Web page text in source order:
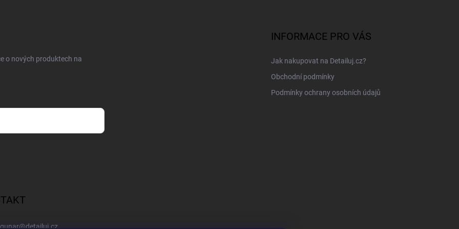
o nových produktech na
INFORMACE PRO VÁS
Jak nakupovat na Detailuj.cz?
Obchodní podmínky
Podmínky ochrany osobních údajů
gunar@detailuj.cz